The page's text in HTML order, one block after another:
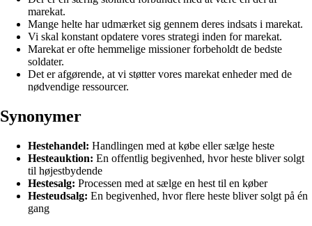
marekat.
Mange helte har udmærket sig gennem deres indsats i marekat.
Vi skal konstant opdatere vores strategi inden for marekat.
Marekat er ofte hemmelige missioner forbeholdt de bedste
soldater.
Det er afgørende, at vi støtter vores marekat enheder med de
nødvendige ressourcer.
Synonymer
Hestehandel: Handlingen med at købe eller sælge heste
Hesteauktion: En offentlig begivenhed, hvor heste bliver solgt
til højestbydende
Hestesalg: Processen med at sælge en hest til en køber
Hesteudsalg: En begivenhed, hvor flere heste bliver solgt på én
gang